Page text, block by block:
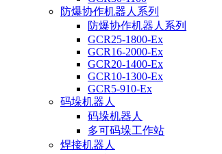
防爆协作机器人系列
防爆协作机器人系列
GCR25-1800-Ex
GCR16-2000-Ex
GCR20-1400-Ex
GCR10-1300-Ex
GCR5-910-Ex
码垛机器人
码垛机器人
多可码垛工作站
焊接机器人